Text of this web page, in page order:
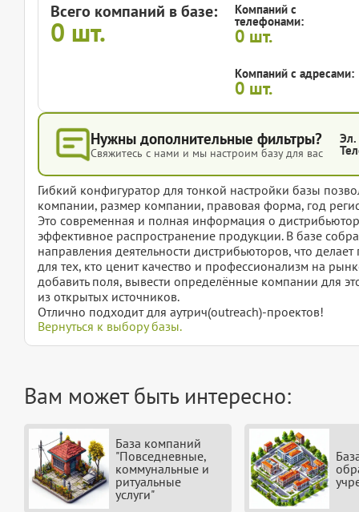
Всего компаний в базе:
0 шт.
Компаний с
телефонами:
0 шт.
Компаний с адресами:
0 шт.
Нужны дополнительные фильтры?
Свяжитесь с нами и мы настроим базу для вас
Эл.
Гибкий конфигуратор для тонкой настройки базы
компании, размер компании, правовая форма, год
Это современная и полная информация о
эффективное распространение продукции. В базе
направления деятельности дистрибьюторов, что
для тех, кто ценит качество и профессионализм на
добавить поля, вывести определённые компании для
из открытых источников.
Отлично подходит для аутрич(outreach)-проектов!
Вернуться к выбору базы.
Вам может быть интересно:
База компаний
"Повседневные,
коммунальные и
ритуальные
услуги"